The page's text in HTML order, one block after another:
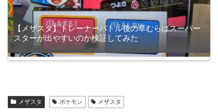
【メザスタ】トレーナーバトル後の草むらはスーパー
スターが出やすいのか検証してみた
メザスタ ポケモン メザスタ